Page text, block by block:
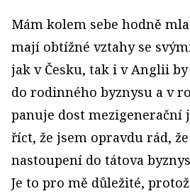
Mám kolem sebe hodně
mají obtížné vztahy se
jak v Česku, tak i v Anglii
do rodinného byznysu a v
panuje dost mezigenerační
říct, že jsem opravdu rád,
nastoupení do tátova
Je to pro mě důležité,